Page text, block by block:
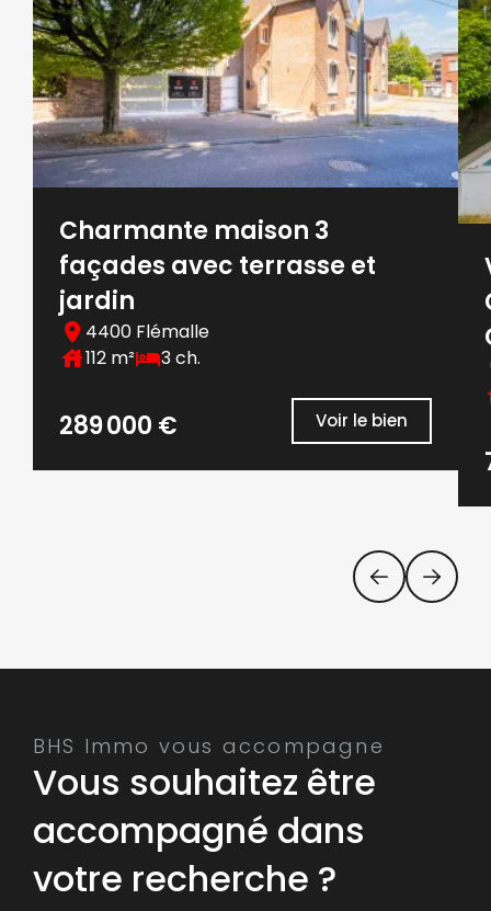
Charmante maison 3
façades avec terrasse et
jardin
4400 Flémalle
112 m²
3 ch.
289 000 € Voir le bien
BHS Immo vous accompagne
Vous souhaitez être
accompagné dans
votre recherche ?